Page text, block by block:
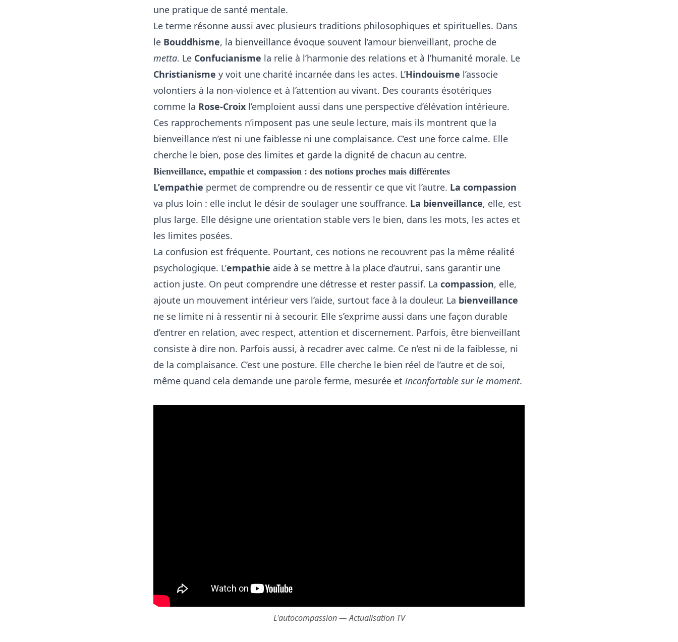
une pratique de santé mentale.
Le terme résonne aussi avec plusieurs traditions philosophiques et spirituelles. Dans
le Bouddhisme, la bienveillance évoque souvent l’amour bienveillant, proche de
metta. Le Confucianisme la relie à l’harmonie des relations et à l’humanité morale. Le
Christianisme y voit une charité incarnée dans les actes. L’Hindouisme l’associe
volontiers à la non-violence et à l’attention au vivant. Des courants ésotériques
comme la Rose-Croix l’emploient aussi dans une perspective d’élévation intérieure.
Ces rapprochements n’imposent pas une seule lecture, mais ils montrent que la
bienveillance n’est ni une faiblesse ni une complaisance. C’est une force calme. Elle
cherche le bien, pose des limites et garde la dignité de chacun au centre.
Bienveillance, empathie et compassion : des notions proches mais différentes
L’empathie permet de comprendre ou de ressentir ce que vit l’autre. La compassion
va plus loin : elle inclut le désir de soulager une souffrance. La bienveillance, elle, est
plus large. Elle désigne une orientation stable vers le bien, dans les mots, les actes et
les limites posées.
La confusion est fréquente. Pourtant, ces notions ne recouvrent pas la même réalité
psychologique. L’empathie aide à se mettre à la place d’autrui, sans garantir une
action juste. On peut comprendre une détresse et rester passif. La compassion, elle,
ajoute un mouvement intérieur vers l’aide, surtout face à la douleur. La bienveillance
ne se limite ni à ressentir ni à secourir. Elle s’exprime aussi dans une façon durable
d’entrer en relation, avec respect, attention et discernement. Parfois, être bienveillant
consiste à dire non. Parfois aussi, à recadrer avec calme. Ce n’est ni de la faiblesse, ni
de la complaisance. C’est une posture. Elle cherche le bien réel de l’autre et de soi,
même quand cela demande une parole ferme, mesurée et inconfortable sur le moment.
L'autocompassion — Actualisation TV